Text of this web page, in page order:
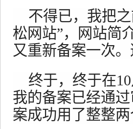
不得已，我把
松网站”，网站简
又重新备案一次
终于，终于在
我的备案已经通
案成功用了整整两